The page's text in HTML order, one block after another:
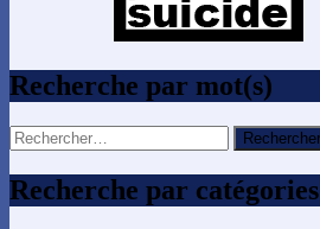
Recherche par mot(s)
Rechercher :
Recherche par catégories